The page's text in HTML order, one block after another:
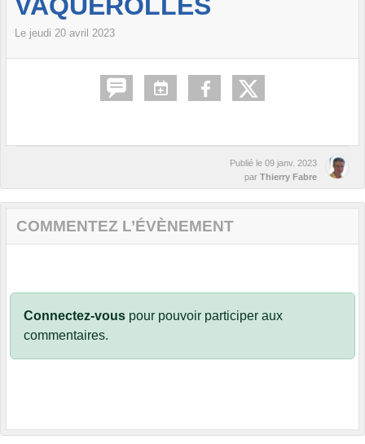
Le jeudi 20 avril 2023
Publié le 09 janv. 2023
par Thierry Fabre
COMMENTEZ L’ÉVÈNEMENT
Connectez-vous pour pouvoir participer aux
commentaires.